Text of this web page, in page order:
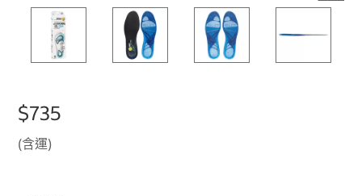
$735
(含運)